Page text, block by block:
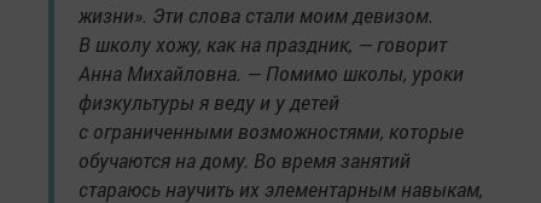
жизни». Эти слова стали моим девизом.
В школу хожу, как на праздник, — говорит
Анна Михайловна. — Помимо школы, уроки
физкультуры я веду и у детей
с ограниченными возможностями, которые
обучаются на дому. Во время занятий
стараюсь научить их элементарным навыкам,